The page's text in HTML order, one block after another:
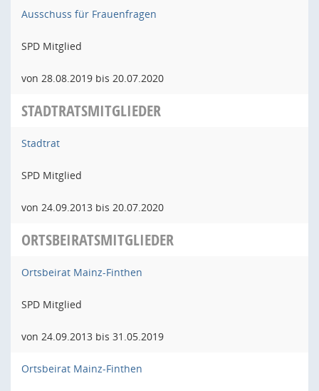
Ausschuss für Frauenfragen
SPD Mitglied
von 28.08.2019 bis 20.07.2020
STADTRATSMITGLIEDER
Stadtrat
SPD Mitglied
von 24.09.2013 bis 20.07.2020
ORTSBEIRATSMITGLIEDER
Ortsbeirat Mainz-Finthen
SPD Mitglied
von 24.09.2013 bis 31.05.2019
Ortsbeirat Mainz-Finthen